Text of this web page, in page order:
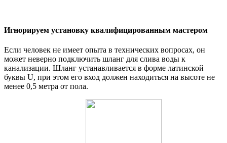
Игнорируем установку квалифицированным мастером
Если человек не имеет опыта в технических вопросах, он
может неверно подключить шланг для слива воды к
канализации. Шланг устанавливается в форме латинской
буквы U, при этом его вход должен находиться на высоте не
менее 0,5 метра от пола.